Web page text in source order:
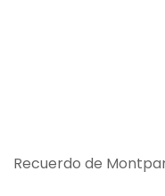
Recuerdo de